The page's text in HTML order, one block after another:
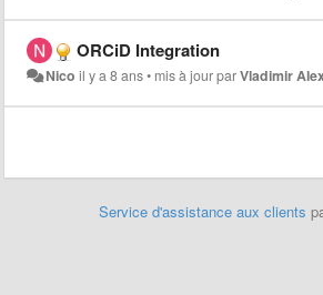
ORCiD Integration
Nico il y a 8 ans• mis à jour parVladimir
Service d'assistance aux clients